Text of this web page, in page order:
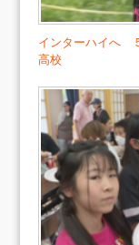
インターハイへ
高校